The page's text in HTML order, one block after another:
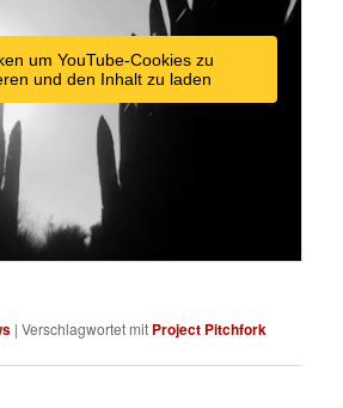
um YouTube-Cookies zu
und den Inhalt zu laden
|Verschlagwortet mit Project Pitchfork